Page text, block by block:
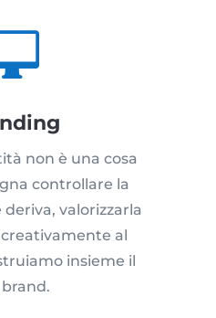
non è una cosa
controllare la
valorizzarla
al
insieme il